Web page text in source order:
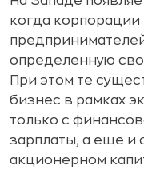
когда
определенную
При этом те
бизнес в рамках
только с
зарплаты, а еще и
акционерном